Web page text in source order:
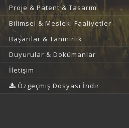
Proje & Patent & Tasarım
Bilimsel & Mesleki Faaliyetler
Başarılar & Tanınırlık
Duyurular & Dokümanlar
İletişim
Özgeçmiş Dosyası İndir